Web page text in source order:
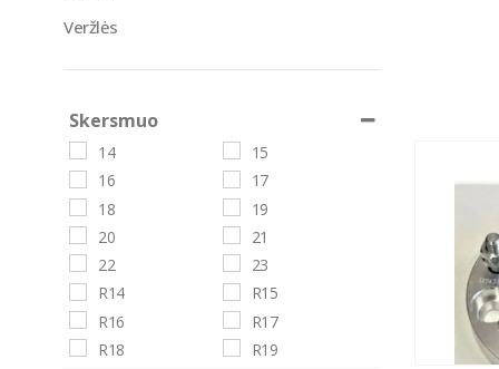
Veržlės
Skersmuo
14
15
16
17
18
19
20
21
22
23
R14
R15
R16
R17
R18
R19